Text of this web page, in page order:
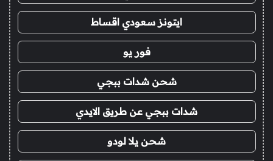
ايتونز سعودي اقساط
فور يو
شحن شدات ببجي
شدات ببجي عن طريق الايدي
شحن يلا لودو